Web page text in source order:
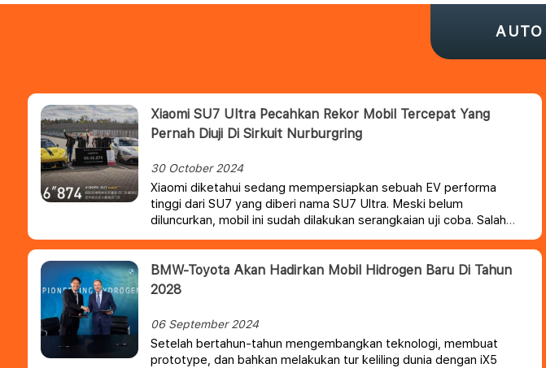
Xiaomi SU7 Ultra Pecahkan Rekor Mobil Tercepat Yang
Pernah Diuji Di Sirkuit Nurburgring
30 October 2024
Xiaomi diketahui sedang mempersiapkan sebuah EV performa
tinggi dari SU7 yang diberi nama SU7 Ultra. Meski belum
diluncurkan, mobil ini sudah dilakukan serangkaian uji coba. Salah
satunya dengan mencoba memecahkan sebuah rekor lap tercepat
di sirkuit legendaris Nurburgring Nordsleife.
BMW-Toyota Akan Hadirkan Mobil Hidrogen Baru Di Tahun
2028
06 September 2024
Setelah bertahun-tahun mengembangkan teknologi, membuat
prototype, dan bahkan melakukan tur keliling dunia dengan iX5